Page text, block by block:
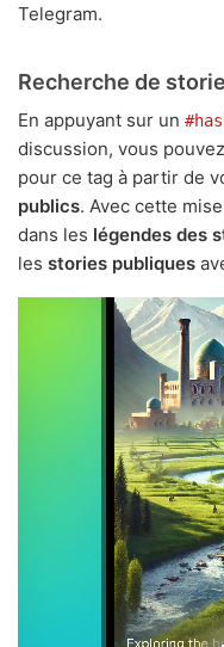
Telegram.
Recherche de
En appuyant sur un
discussion, vous pouvez
pour ce tag à partir de
publics. Avec cette
dans les légendes des
les stories publiques